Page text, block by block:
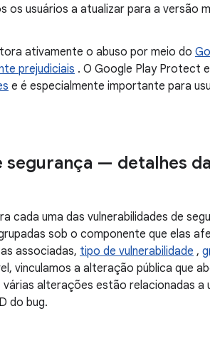
usuários a atualizar para a versão
ativamente o abuso por meio do
prejudiciais . O Google Play Protect
e é especialmente importante para
segurança — detalhes
uma das vulnerabilidades de
sob o componente que elas
associadas, tipo de vulnerabilidade ,
vinculamos a alteração pública que
alterações estão relacionadas a
do bug.